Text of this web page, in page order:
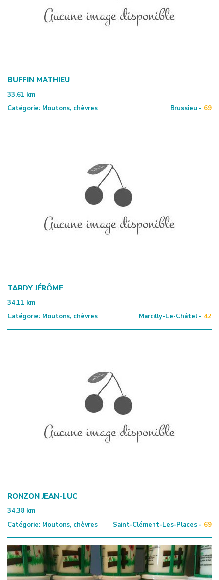
BUFFIN MATHIEU
33.61 km
Catégorie: Moutons, chèvres Brussieu - 69
TARDY JÉRÔME
34.11 km
Catégorie: Moutons, chèvres Marcilly-Le-Châtel - 42
RONZON JEAN-LUC
34.38 km
Catégorie: Moutons, chèvres Saint-Clément-Les-Places - 69